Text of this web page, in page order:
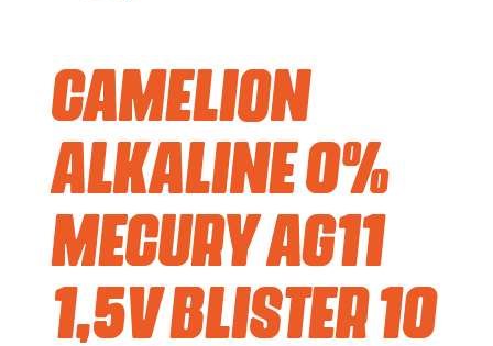
Camelion
Alkaline 0%
Mecury AG11
1,5V blister 10